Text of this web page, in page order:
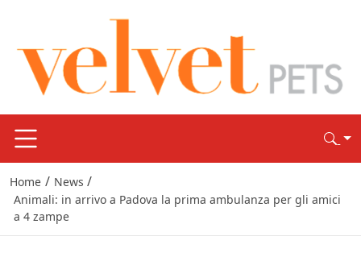
Home / News /
Animali: in arrivo a Padova la prima ambulanza per gli amici
a 4 zampe